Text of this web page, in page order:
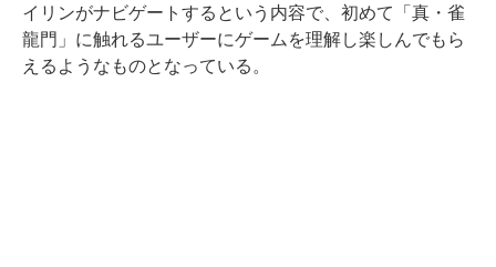
イリンがナビゲートするという内容で、初めて「真・雀
龍門」に触れるユーザーにゲームを理解し楽しんでもら
えるようなものとなっている。